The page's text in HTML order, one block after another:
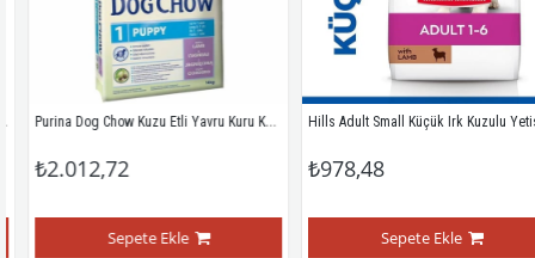
Purina Dog Chow Kuzu Etli Yavru Kuru Köpek Maması 14 Kg
₺2.012,72
Sepete Ekle
Hills Adult Small Küçük Irk Kuzulu Yetiskin Köpek Mamasi 1,5 Kg
₺978,48
Sepete Ekle